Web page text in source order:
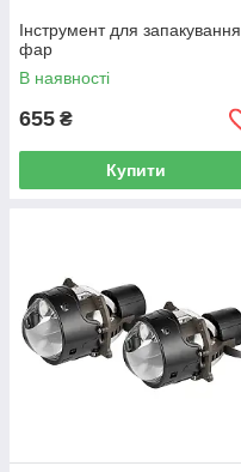
Інструмент для запакування
фар
В наявності
655 ₴
Купити